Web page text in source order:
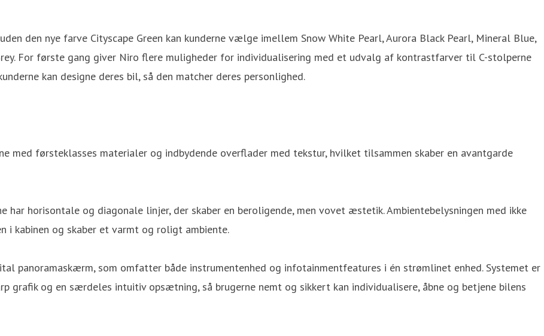
den nye farve Cityscape Green kan kunderne vælge imellem Snow White Pearl, Aurora Black Pearl, Mineral Blue,
For første gang giver Niro flere muligheder for individualisering med et udvalg af kontrastfarver til C-stolperne
kan designe deres bil, så den matcher deres personlighed.
med førsteklasses materialer og indbydende overflader med tekstur, hvilket tilsammen skaber en avantgarde
horisontale og diagonale linjer, der skaber en beroligende, men vovet æstetik. Ambientebelysningen med ikke
i kabinen og skaber et varmt og roligt ambiente.
panoramaskærm, som omfatter både instrumentenhed og infotainmentfeatures i én strømlinet enhed. Systemet er
grafik og en særdeles intuitiv opsætning, så brugerne nemt og sikkert kan individualisere, åbne og betjene bilens